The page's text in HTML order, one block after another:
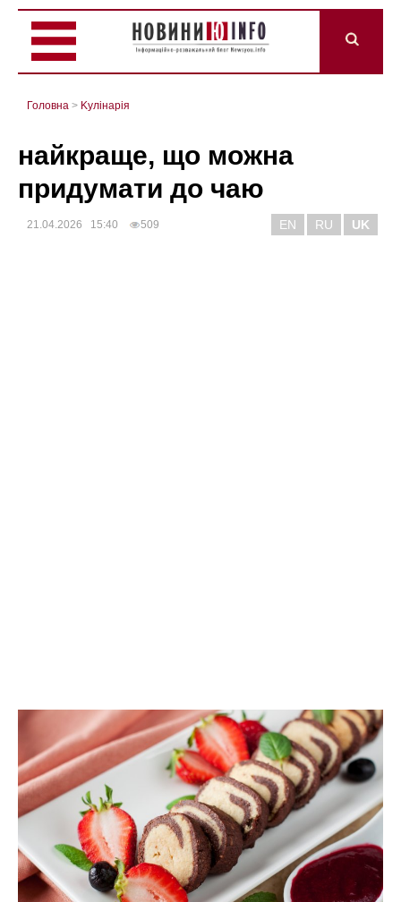
Головна > Kулінарія
найкраще, що можна
придумати до чаю
21.04.2026 15:40 509 EN RU UK